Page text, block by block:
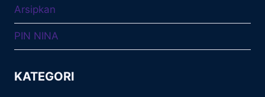
Arsipkan
PIN NINA
KATEGORI